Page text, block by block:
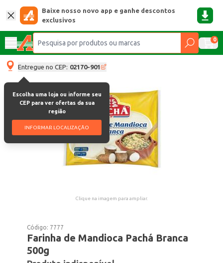
Baixe nosso novo app e ganhe descontos
exclusivos
0
Entregue no CEP: 02170-901
Escolha uma loja ou informe seu
CEP para ver ofertas da sua
região
INFORMAR LOCALIZAÇÃO
Clique na imagem para ampliar.
Código: 7777
Farinha de Mandioca Pachá Branca
500g